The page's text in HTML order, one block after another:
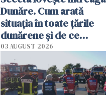
Dunăre. Cum arată
situația în toate țările
dunărene și de ce
România resimte
efectele, deși a plouat
în iulie
03 AUGUST 2026